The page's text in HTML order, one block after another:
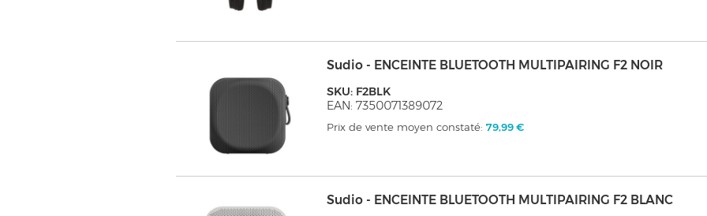
Sudio - ENCEINTE BLUETOOTH MULTIPAIRING F2 NOIR
SKU: F2BLK
EAN: 7350071389072
Prix de vente moyen constaté:79,99 €
Sudio - ENCEINTE BLUETOOTH MULTIPAIRING F2 BLANC